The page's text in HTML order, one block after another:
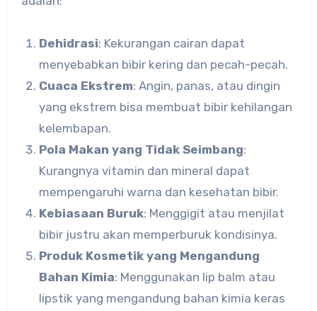
Dehidrasi: Kekurangan cairan dapat
menyebabkan bibir kering dan pecah-pecah.
Cuaca Ekstrem: Angin, panas, atau dingin
yang ekstrem bisa membuat bibir kehilangan
kelembapan.
Pola Makan yang Tidak Seimbang:
Kurangnya vitamin dan mineral dapat
mempengaruhi warna dan kesehatan bibir.
Kebiasaan Buruk: Menggigit atau menjilat
bibir justru akan memperburuk kondisinya.
Produk Kosmetik yang Mengandung
Bahan Kimia: Menggunakan lip balm atau
lipstik yang mengandung bahan kimia keras